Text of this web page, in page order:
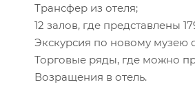
Трансфер из отеля;
12 залов, где представлены
Экскурсия по новому музею
Торговые ряды, где можно
Возращения в отель.